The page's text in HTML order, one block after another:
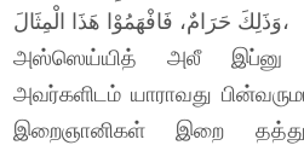
وَذَلِكَ حَرَامٌ، فَافْهَمُوْا هَذَا الْمِثَالَ،
அஸ்ஸெய்யித் அலீ இப்னு
அவர்களிடம் யாராவது
இறைஞானிகள் இறை